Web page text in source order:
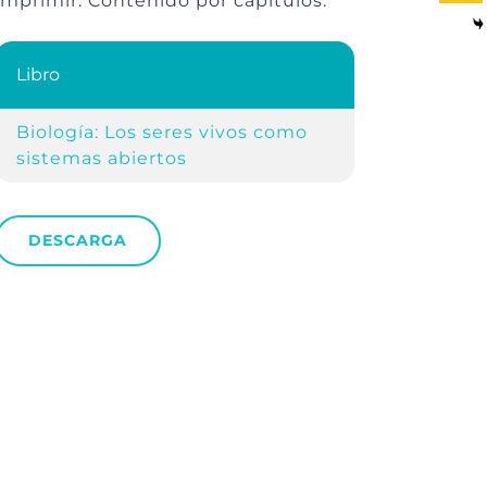
Libro
Biología: Los seres vivos como
sistemas abiertos
DESCARGA